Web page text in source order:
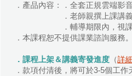
．產品內容：．全套正規雲端影
．老師親撰上課講
．輔導期限內，視課程或考
．本課程恕不提供課業諮詢服務
．課程上架＆講義寄發進度 （詳
．款項付清後，將可於3-5個工